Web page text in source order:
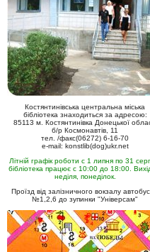
Костянтинівська центральна міська
бібліотека знаходиться за адресою:
85113 м. Костянтинівка Донецької
б/р Космонавтів, 11
тел. /факс(06272) 6-16-70
e-mail: konstlib(dog)ukr.net
Літній графік роботи с 1 липня по 31
бібліотека працює с 10:00 до 18:00.
неділя, понеділок.
Проїзд від залізничного вокзалу
№1,2,6 до зупинки "Універсам"